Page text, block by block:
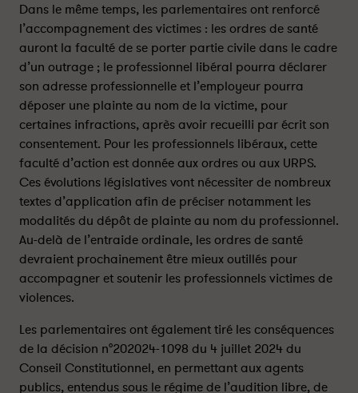
r
t
a
g
e
r
s
u
r
l
i
n
k
e
d
i
n
r
t
a
g
e
r
s
u
r
f
c
e
b
o
o
k
Dans le même temps, les parlementaires ont renforcé
l’accompagnement des victimes : les ordres de santé
auront la faculté de se porter partie civile dans le cadre
d’un outrage ; le professionnel libéral pourra déclarer
son adresse professionnelle et l’employeur pourra
déposer une plainte au nom de la victime, pour
certaines infractions, après avoir recueilli par écrit son
consentement. Pour les professionnels libéraux, cette
faculté d’action est donnée aux ordres ou aux URPS.
Ces évolutions législatives vont nécessiter de nombreux
textes d’application afin de préciser notamment les
modalités du dépôt de plainte au nom du professionnel.
Au-delà de l’entraide ordinale, les ordres de santé
devraient prochainement être mieux outillés pour
accompagner et soutenir les professionnels victimes de
violences.
Les parlementaires ont également tiré les conséquences
de la décision n°202024-1098 du 4 juillet 2024 du
Conseil Constitutionnel, en permettant aux agents
publics, entendus sous le régime de l’audition libre, de